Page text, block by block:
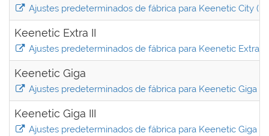
Ajustes predeterminados de fábrica para Keenetic City
Keenetic Extra II
Ajustes predeterminados de fábrica para Keenetic Extra II
Keenetic Giga
Ajustes predeterminados de fábrica para Keenetic Giga
Keenetic Giga III
Ajustes predeterminados de fábrica para Keenetic Giga III